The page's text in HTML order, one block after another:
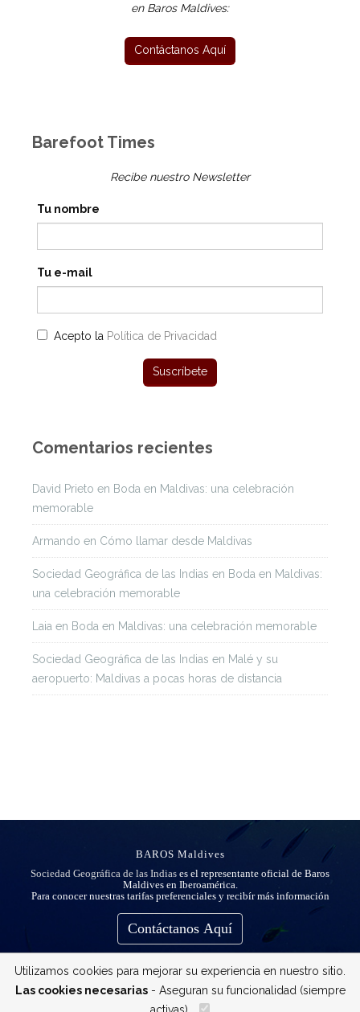
en Baros Maldives:
Barefoot Times
Recibe nuestro Newsletter
Tu nombre
Tu e-mail
Acepto la Política de Privacidad
Comentarios recientes
David Prieto en Boda en Maldivas: una celebración
memorable
Armando en Cómo llamar desde Maldivas
Sociedad Geográfica de las Indias en Boda en Maldivas:
una celebración memorable
Laia en Boda en Maldivas: una celebración memorable
Sociedad Geográfica de las Indias en Malé y su
aeropuerto: Maldivas a pocas horas de distancia
BAROS Maldives
Sociedad Geográfica de las Indias es el representante oficial de Baros
Maldives en Iberoamérica.
Para conocer nuestras tarifas preferenciales y recibír más información
Contáctanos Aquí
Utilizamos cookies para mejorar su experiencia en nuestro sitio.
Las cookies necesarias- Aseguran su funcionalidad (siempre